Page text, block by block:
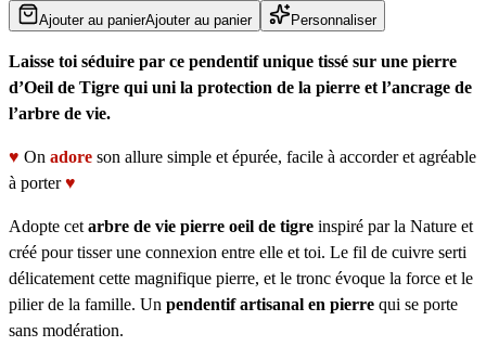
Ajouter au panierAjouter au panier Personnaliser
Laisse toi séduire par ce pendentif unique tissé sur une pierre
d’Oeil de Tigre qui uni la protection de la pierre et l’ancrage de
l’arbre de vie.
♥ On adore son allure simple et épurée, facile à accorder et agréable
à porter♥
Adopte cet arbre de vie pierre oeil de tigre inspiré par la Nature et
créé pour tisser une connexion entre elle et toi. Le fil de cuivre serti
délicatement cette magnifique pierre, et le tronc évoque la force et le
pilier de la famille. Un pendentif artisanal en pierre qui se porte
sans modération.